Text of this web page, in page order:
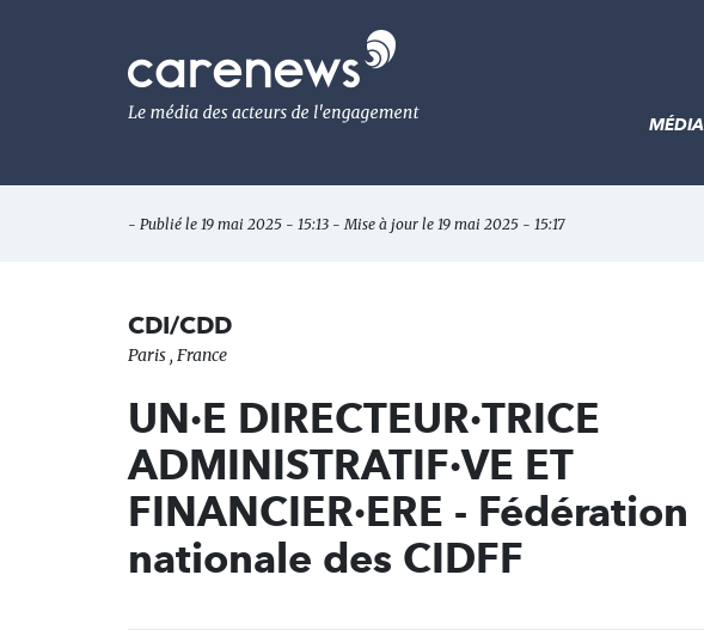
Le
média
de
l'engagement
MÉDIA
- Publié le 19 mai 2025 - 15:13 - Mise à jour le 19 mai 2025 - 15:17
CDI/CDD
Paris , France
UN·E DIRECTEUR·TRICE
ADMINISTRATIF·VE ET
FINANCIER·ERE - Fédération
nationale des CIDFF